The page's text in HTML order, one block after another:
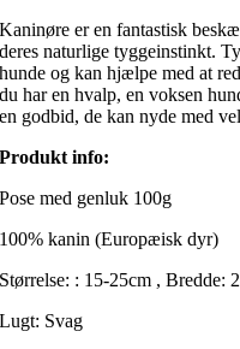
Kaninøre er en fantastisk
deres naturlige tyggeinstinkt.
hunde og kan hjælpe med at
du har en hvalp, en voksen
en godbid, de kan nyde med
Produkt info:
Pose med genluk 100g
100% kanin (Europæisk dyr)
Størrelse: : 15-25cm , Bredde:
Lugt: Svag